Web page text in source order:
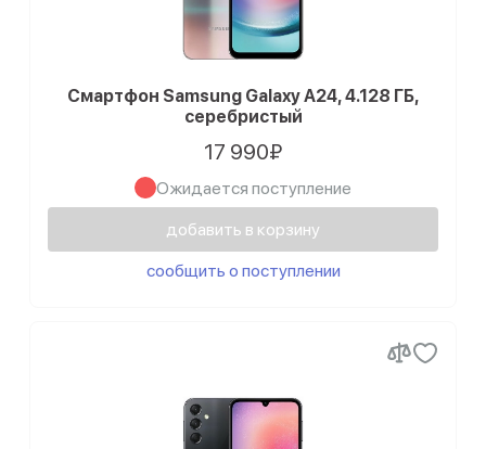
Смартфон Samsung Galaxy A24, 4.128 ГБ,
серебристый
17 990₽
Ожидается поступление
добавить в корзину
сообщить о поступлении